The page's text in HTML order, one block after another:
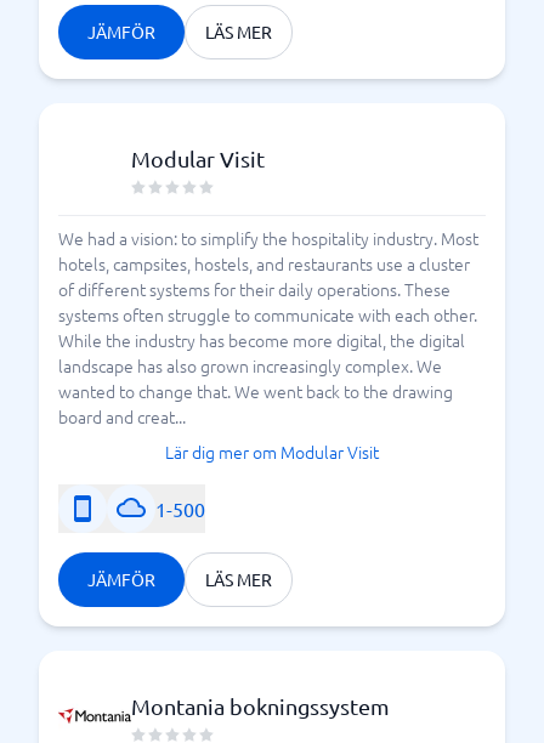
JÄMFÖR LÄS MER
Modular Visit
We had a vision: to simplify the hospitality industry. Most
hotels, campsites, hostels, and restaurants use a cluster
of different systems for their daily operations. These
systems often struggle to communicate with each other.
While the industry has become more digital, the digital
landscape has also grown increasingly complex. We
wanted to change that. We went back to the drawing
board and creat...
Lär dig mer om Modular Visit
1-500
JÄMFÖR LÄS MER
Montania bokningssystem